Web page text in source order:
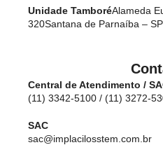
Unidade TamboréAlameda
320Santana de Parnaíba – SP
Central de Atendimento /
(11) 3342-5100 / (11) 3272-
SAC
sac@implacilosstem.com.br